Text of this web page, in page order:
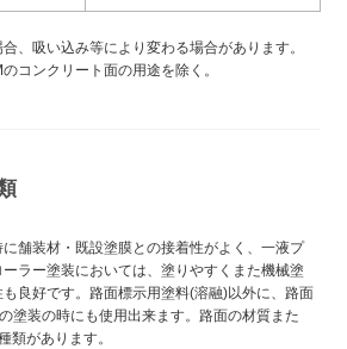
、吸い込み等により変わる場合があります。
コンクリート面の用途を除く。
舗装材・既設塗膜との接着性がよく、一液プ
ラー塗装においては、塗りやすくまた機械塗
良好です。路面標示用塗料(溶融)以外に、路面
塗装の時にも使用出来ます。路面の材質また
類があります。